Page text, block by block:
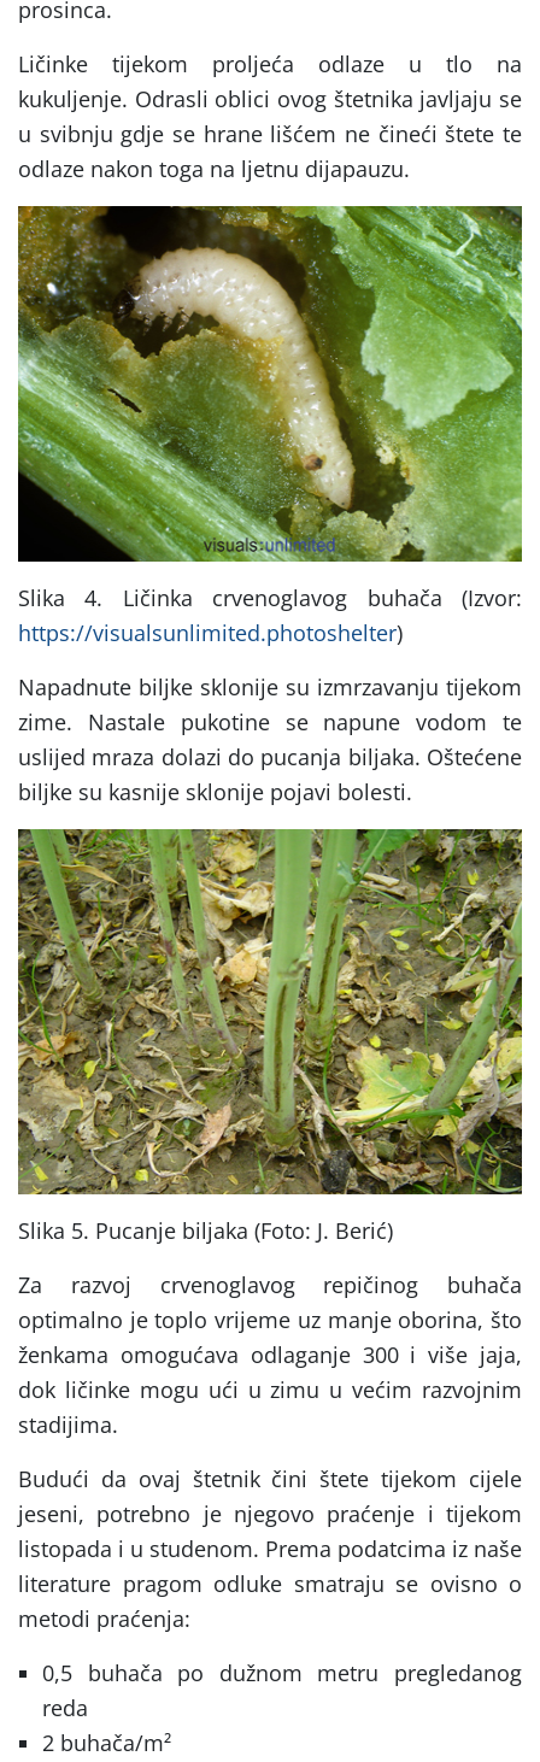
prosinca.
Ličinke tijekom proljeća odlaze u tlo na
kukuljenje. Odrasli oblici ovog štetnika javljaju se
u svibnju gdje se hrane lišćem ne čineći štete te
odlaze nakon toga na ljetnu dijapauzu.
Slika 4. Ličinka crvenoglavog buhača (Izvor:
https://visualsunlimited.photoshelter)
Napadnute biljke sklonije su izmrzavanju tijekom
zime. Nastale pukotine se napune vodom te
uslijed mraza dolazi do pucanja biljaka. Oštećene
biljke su kasnije sklonije pojavi bolesti.
Slika 5. Pucanje biljaka (Foto: J. Berić)
Za razvoj crvenoglavog repičinog buhača
optimalno je toplo vrijeme uz manje oborina, što
ženkama omogućava odlaganje 300 i više jaja,
dok ličinke mogu ući u zimu u većim razvojnim
stadijima.
Budući da ovaj štetnik čini štete tijekom cijele
jeseni, potrebno je njegovo praćenje i tijekom
listopada i u studenom. Prema podatcima iz naše
literature pragom odluke smatraju se ovisno o
metodi praćenja:
0,5 buhača po dužnom metru pregledanog
reda
2 buhača/m²